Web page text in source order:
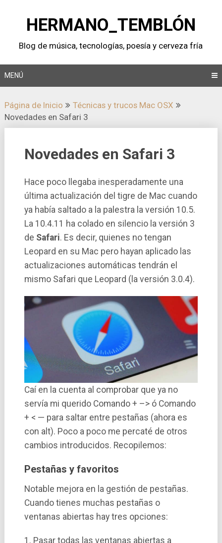
contenidoHERMANO_TEMBLÓN
Blog de música, tecnologí­as, poesí­a y cerveza frí­a
MENÚ
Página de Inicio
Técnicas y trucos Mac OSX
Novedades en Safari 3
Novedades en Safari 3
Hace poco llegaba inesperadamente una
última actualización del tigre de Mac cuando
ya habí­a saltado a la palestra la versión 10.5.
La 10.4.11 ha colado en silencio la versión 3
de Safari. Es decir, quienes no tengan
Leopard en su Mac pero hayan aplicado las
actualizaciones automáticas tendrán el
mismo Safari que Leopard (la versión 3.0.4).
Caí­ en la cuenta al comprobar que ya no
serví­a mi querido Comando + –> ó Comando
+ < — para saltar entre pestañas (ahora es
con alt). Poco a poco me percaté de otros
cambios introducidos. Recopilemos:
Pestañas y favoritos
Notable mejora en la gestión de pestañas.
Cuando tienes muchas pestañas o
ventanas abiertas hay tres opciones:
1. Pasar todas las ventanas abiertas a